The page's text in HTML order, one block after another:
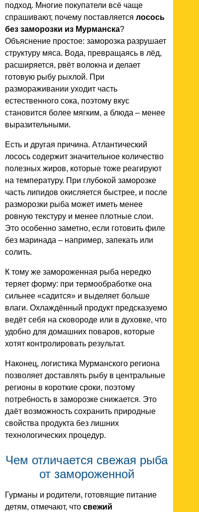
подход. Многие покупатели всё чаще
спрашивают, почему поставляется лосось
без заморозки из Мурманска?
Объяснение простое: заморозка разрушает
структуру мяса. Вода, превращаясь в лёд,
расширяется, рвёт волокна и делает
готовую рыбу рыхлой. При
размораживании уходит часть
естественного сока, поэтому вкус
становится более мягким, а блюда – менее
выразительными.
Есть и другая причина. Атлантический
лосось содержит значительное количество
полезных жиров, которые тоже реагируют
на температуру. При глубокой заморозке
часть липидов окисляется быстрее, и после
разморозки рыба может иметь менее
ровную текстуру и менее плотные слои.
Это особенно заметно, если готовить филе
без маринада – например, запекать или
солить.
К тому же замороженная рыба нередко
теряет форму: при термообработке она
сильнее «садится» и выделяет больше
влаги. Охлаждённый продукт предсказуемо
ведёт себя на сковороде или в духовке, что
удобно для домашних поваров, которые
хотят контролировать результат.
Наконец, логистика Мурманского региона
позволяет доставлять рыбу в центральные
регионы в короткие сроки, поэтому
потребность в заморозке снижается. Это
даёт возможность сохранить природные
свойства продукта без лишних
технологических процедур.
Чем отличается свежая рыба
от замороженной
Гурманы и родители, готовящие питание
детям, отмечают, что свежий